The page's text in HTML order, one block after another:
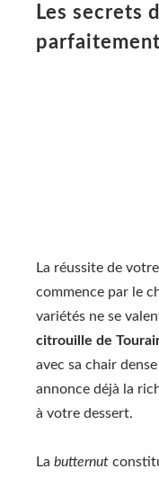
Les secrets
La réussite de votre
commence par le
variétés ne se
citrouille de
avec sa chair
annonce déjà la
à votre dessert.
La butternut